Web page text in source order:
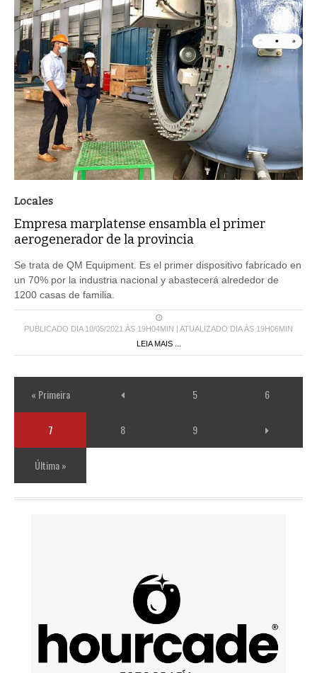
Locales
Empresa marplatense ensambla el primer
aerogenerador de la provincia
Se trata de QM Equipment. Es el primer dispositivo fabricado en
un 70% por la industria nacional y abastecerá alrededor de
1200 casas de familia.
PUBLICADO DIA 10/05/2021 ÀS 19H04MIN | ATUALIZADO DIA ÀS 19H06MIN
LEIA MAIS ...
« Primeira 5 6
7 8 9
Última »